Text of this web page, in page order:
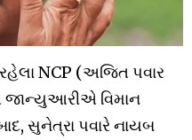
NCP (અજિત પવાર
જાન્યુઆરીએ વિમાન
સુનેત્રા પવારે નાયબ